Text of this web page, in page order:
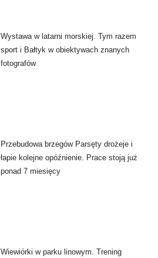
Wystawa w latarni morskiej. Tym razem
sport i Bałtyk w obiektywach znanych
fotografów
Przebudowa brzegów Parsęty drożeje i
łapie kolejne opóźnienie. Prace stoją już
ponad 7 miesięcy
Wiewiórki w parku linowym. Trening